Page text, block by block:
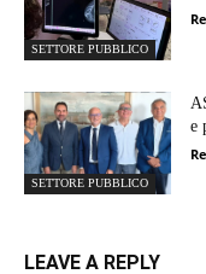
SETTORE PUBBLICO
SETTORE PUBBLICO
e
LEAVE A REPLY